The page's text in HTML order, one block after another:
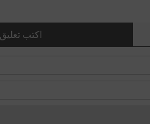
اكتب تعليق